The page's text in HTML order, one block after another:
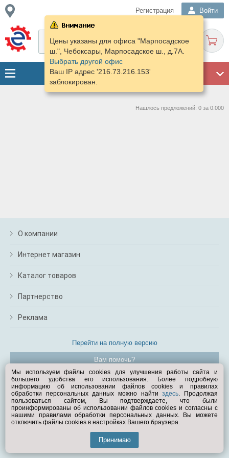
Регистрация Войти
Цены указаны для офиса "Марпосадское
ш.", Чебоксары, Марпосадское ш., д.7А.
Выбрать другой офис
Ваш IP адрес '216.73.216.153'
заблокирован.
Нашлось предложений: 0 за 0.000
О компании
Интернет магазин
Каталог товаров
Партнерство
Реклама
Перейти на полную версию
Вам помочь?
© Exist.ru 1998—2026
Мы используем файлы cookies для улучшения работы сайта и
большего удобства его использования. Более подробную
информацию об использовании файлов cookies и правилах
обработки персональных данных можно найтиздесь. Продолжая
пользоваться сайтом, Вы подтверждаете, что были
проинформированы об использовании файлов cookies и согласны с
нашими правилами обработки персональных данных. Вы можете
отключить файлы cookies в настройках Вашего браузера.
Принимаю